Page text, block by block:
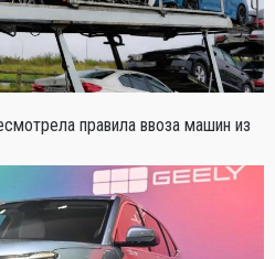
правила ввоза машин из